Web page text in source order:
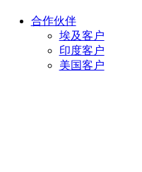
合作伙伴
埃及客户
印度客户
美国客户